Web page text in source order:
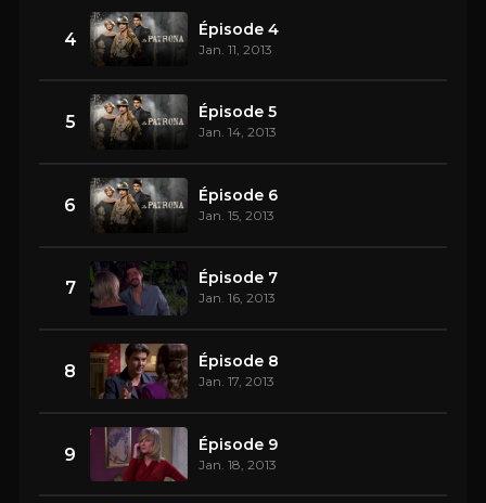
4 Épisode 4
Jan. 11, 2013
5 Épisode 5
Jan. 14, 2013
6 Épisode 6
Jan. 15, 2013
7 Épisode 7
Jan. 16, 2013
8 Épisode 8
Jan. 17, 2013
9 Épisode 9
Jan. 18, 2013